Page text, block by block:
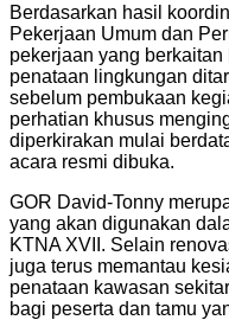
Berdasarkan hasil
Pekerjaan Umum dan
pekerjaan yang
penataan lingkungan
sebelum pembukaan
perhatian khusus
diperkirakan mulai
acara resmi dibuka.
GOR David-Tonny
yang akan digunakan
KTNA XVII. Selain
juga terus memantau
penataan kawasan
bagi peserta dan tamu